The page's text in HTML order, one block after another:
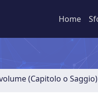
Home
(Capitolo o Saggio)